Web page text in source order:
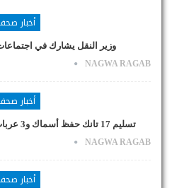
أخبار
وزير النقل يشارك في
NAGWA RAGAB
أخبار
تسليم 17 تانك حفظ أسماك و3 عربات مجهزة ببلطيم والشهابية…
NAGWA RAGAB
أخبار